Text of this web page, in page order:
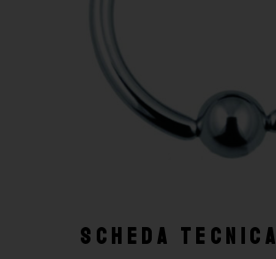
SCHEDA TECNICA